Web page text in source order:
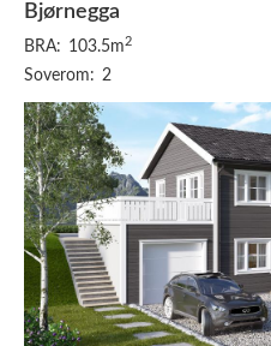
Bjørnegga
BRA: 103.5m 2
Soverom: 2